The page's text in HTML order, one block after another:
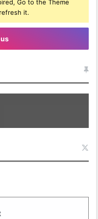
Go to the Theme
it.